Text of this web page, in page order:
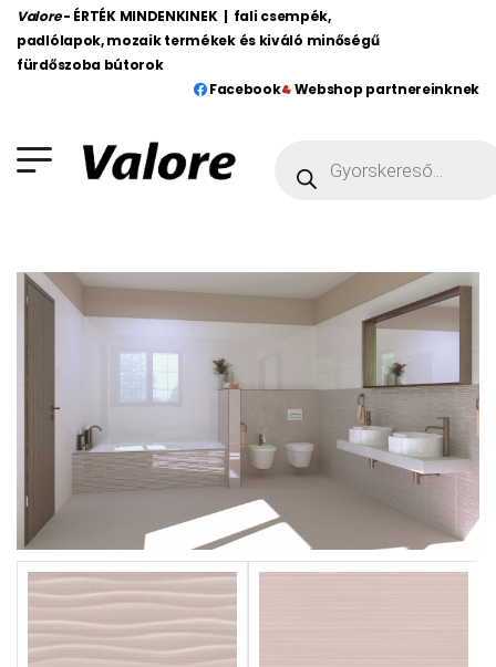
Valore - ÉRTÉK MINDENKINEK | fali csempék,
padlólapok, mozaik termékek és kiváló minőségű
fürdőszoba bútorok
Facebook
Webshop partnereinknek